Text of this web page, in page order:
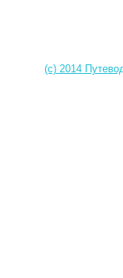
(c) 2014